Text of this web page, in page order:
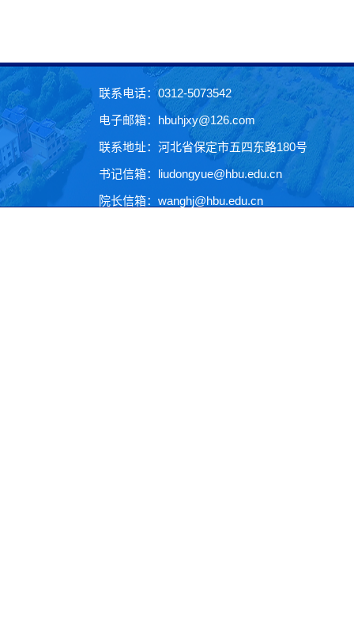
联系电话：0312-5073542
电子邮箱：hbuhjxy@126.com
联系地址：河北省保定市五四东路180号
书记信箱：liudongyue@hbu.edu.cn
院长信箱：wanghj@hbu.edu.cn